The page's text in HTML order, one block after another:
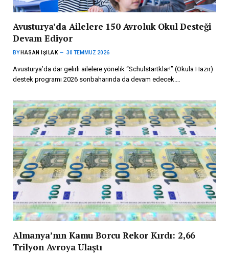
Avusturya’da Ailelere 150 Avroluk Okul Desteği
Devam Ediyor
BY HASAN IŞILAK 30 TEMMUZ 2026
Avusturya’da dar gelirli ailelere yönelik “Schulstartklar!” (Okula Hazır)
destek programı 2026 sonbaharında da devam edecek.…
Almanya’nın Kamu Borcu Rekor Kırdı: 2,66
Trilyon Avroya Ulaştı